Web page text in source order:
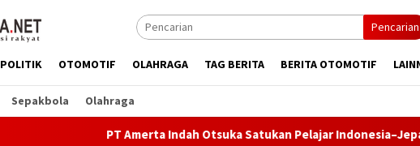
Pencarian
POLITIK OTOMOTIF OLAHRAGA TAG BERITA BERITA OTOMOTIF
Sepakbola Olahraga
PT Amerta Indah Otsuka Satukan Pelajar Indonesia–Jepang Lewat